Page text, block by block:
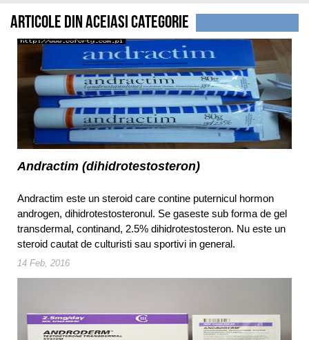
Articole din aceiasi categorie
Andractim (dihidrotestosteron)
Andractim este un steroid care contine puternicul hormon
androgen, dihidrotestosteronul. Se gaseste sub forma de gel
transdermal, continand, 2.5% dihidrotestosteron. Nu este un
steroid cautat de culturisti sau sportivi in general.
14 Feb, 2016